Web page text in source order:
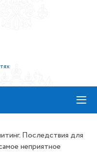
≡
Последствия для
неприятное